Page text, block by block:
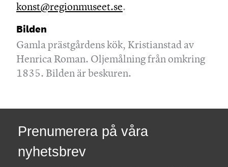
konst@regionmuseet.se.
Bilden
Gamla prästgårdens kök, Kristianstad av
Henrica Roman. Oljemålning från omkring
1835. Bilden är beskuren.
Prenumerera på våra
nyhetsbrev